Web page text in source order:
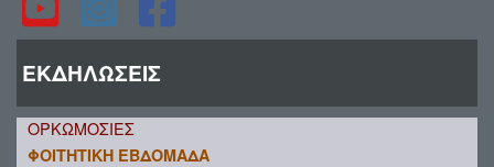
ΕΚΔΗΛΩΣΕΙΣ
ΟΡΚΩΜΟΣΙΕΣ
ΦΟΙΤΗΤΙΚΗ ΕΒΔΟΜΑΔΑ